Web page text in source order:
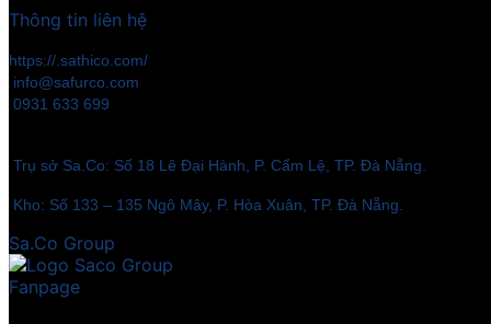
Thông tin liên hệ
https://.sathico.com/
info@safurco.com
0931 633 699
Trụ sở Sa.Co: Số 18 Lê Đại Hành, P. Cẩm Lệ, TP. Đà Nẵng.
Kho: Số 133 – 135 Ngô Mây, P. Hòa Xuân, TP. Đà Nẵng.
Sa.Co Group
Fanpage